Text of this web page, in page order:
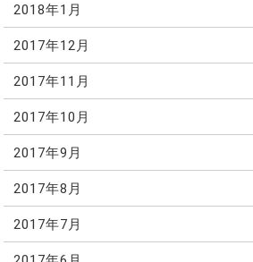
2018年1月
2017年12月
2017年11月
2017年10月
2017年9月
2017年8月
2017年7月